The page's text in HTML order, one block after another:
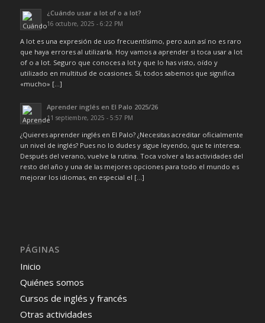
¿Cuándo usar a lot of o a lot?
16 octubre, 2025 - 6:22 PM
A lot es una expresión de uso frecuentísimo, pero aun así no es raro
que haya errores al utilizarla. Hoy vamos a aprender si toca usar a lot
of o a lot. Seguro que conoces a lot y que lo has visto, oído y
utilizado en multitud de ocasiones. Sí, todos sabemos que significa
«mucho» […]
Aprender inglés en El Palo 2025/26
11 septiembre, 2025 - 5:57 PM
¿Quieres aprender inglés en El Palo? ¿Necesitas acreditar oficialmente
un nivel de inglés? Pues no lo dudes y sigue leyendo, que te interesa.
Después del verano, vuelve la rutina. Toca volver a las actividades del
resto del año y una de las mejores opciones para todo el mundo es
mejorar los idiomas, en especial el […]
PÁGINAS
Inicio
Quiénes somos
Cursos de inglés y francés
Otras actividades